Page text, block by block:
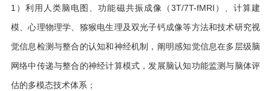
1）利用人类脑电图、功能磁共振成像（3T/7T-fMRI）、计算建
模、心理物理学、猕猴电生理及双光子钙成像等方法和技术研究视
觉信息检测与整合的认知和神经机制，阐明感知觉信息在多层级脑
网络中传递与整合的神经计算模式，发展脑认知功能监测与脑体评
估的多模态技术体系；